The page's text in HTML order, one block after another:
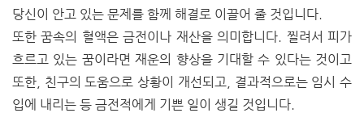
당신이 안고 있는 문제를 함께 해결로 이끌어 줄 것입니다.
또한 꿈속의 혈액은 금전이나 재산을 의미합니다. 찔려서 피가
흐르고 있는 꿈이라면 재운의 향상을 기대할 수 있다는 것이고
또한, 친구의 도움으로 상황이 개선되고, 결과적으로는 임시 수
입에 내리는 등 금전적에게 기쁜 일이 생길 것입니다.